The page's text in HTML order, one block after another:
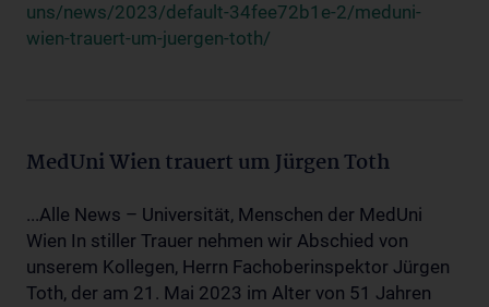
uns/news/2023/default-34fee72b1e-2/meduni-
wien-trauert-um-juergen-toth/
MedUni Wien trauert um Jürgen Toth
...Alle News – Universität, Menschen der MedUni
Wien In stiller Trauer nehmen wir Abschied von
unserem Kollegen, Herrn Fachoberinspektor Jürgen
Toth, der am 21. Mai 2023 im Alter von 51 Jahren